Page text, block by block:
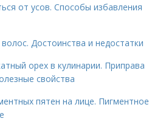
от усов. Способы избавления
Достоинства и недостатки
орех в кулинарии. Приправа
свойства
пятен на лице. Пигментное